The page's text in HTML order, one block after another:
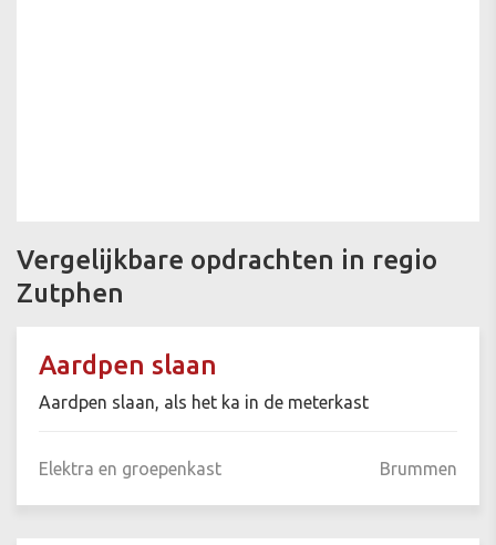
Vergelijkbare opdrachten in regio
Zutphen
Aardpen slaan
Aardpen slaan, als het ka in de meterkast
Elektra en groepenkast Brummen